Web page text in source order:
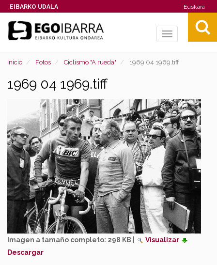
EIBARKO UDALA Euskara
Toggle
Inicio Fotos Ciclismo "A rueda" 1969 04 1969.tiff
1969 04 1969.tiff
Imagen a tamaño completo: 298 KB
Visualizar
Descargar